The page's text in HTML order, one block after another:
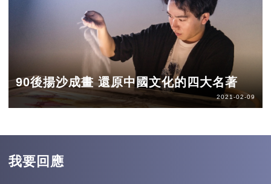
90後揚沙成畫 還原中國文化的四大名著
2021-02-09
我要回應